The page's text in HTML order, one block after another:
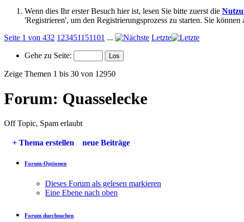
Wenn dies Ihr erster Besuch hier ist, lesen Sie bitte zuerst die
'Registrieren', um den Registrierungsprozess zu starten. Sie
Seite 1 von 432 1 234511 51101 ... Letzte
Gehe zu Seite:
Zeige Themen 1 bis 30 von 12950
Forum: Quasselecke
Off Topic, Spam erlaubt
+ Thema erstellen neue Beiträge
Forum-Optionen
Dieses Forum als gelesen markieren
Eine Ebene nach oben
Forum durchsuchen